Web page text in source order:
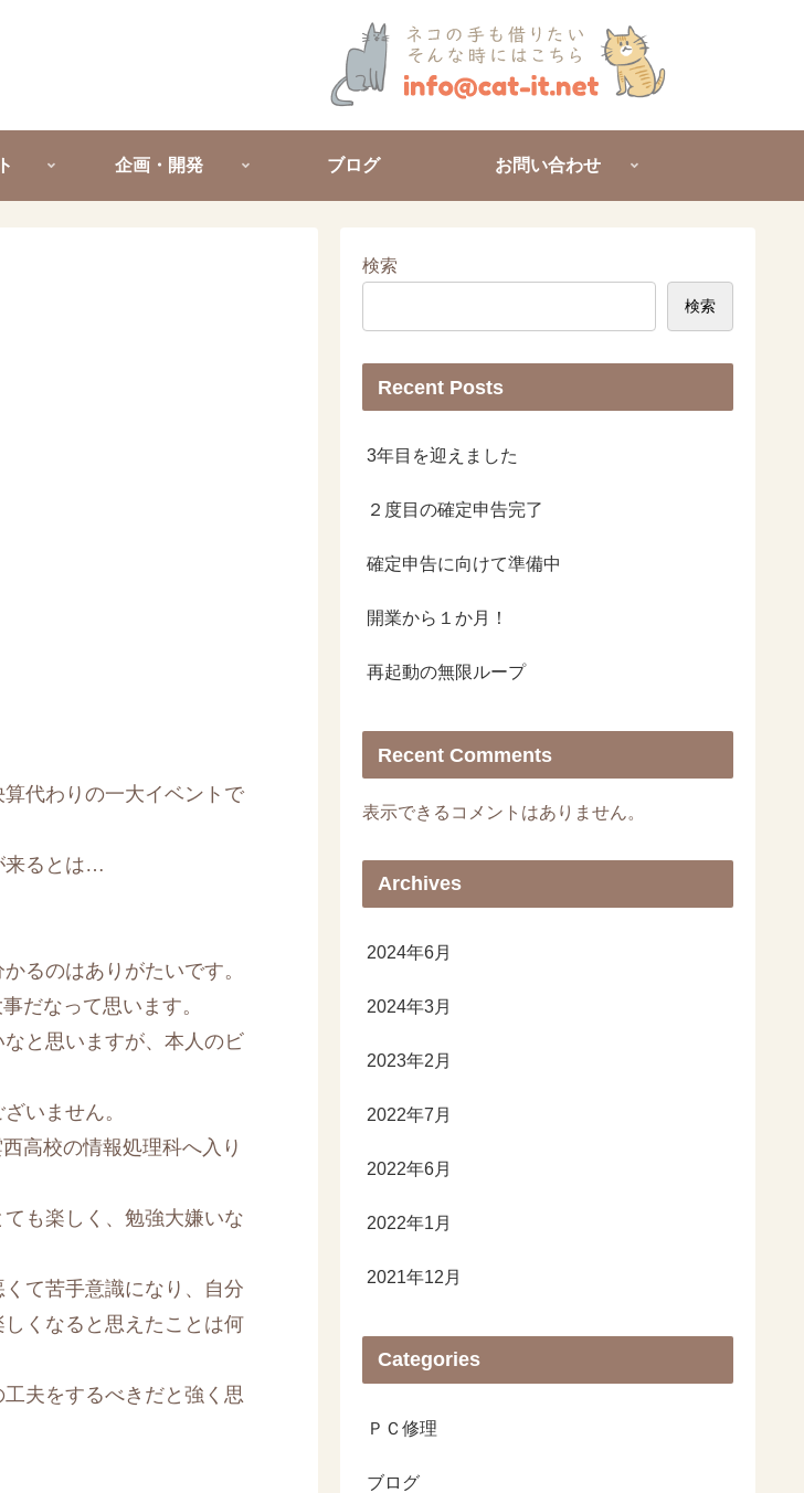
企画・開発 ブログ お問い合わせ
代わりの一大イベントで
来るとは…
るのはありがたいです。
だなって思います。
と思いますが、本人のビ
いません。
高校の情報処理科へ入り
も楽しく、勉強大嫌いな
て苦手意識になり、自分
くなると思えたことは何
夫をするべきだと強く思
検索
検索
Recent Posts
3年目を迎えました
２度目の確定申告完了
確定申告に向けて準備中
開業から１か月！
再起動の無限ループ
Recent Comments
表示できるコメントはありません。
Archives
2024年6月
2024年3月
2023年2月
2022年7月
2022年6月
2022年1月
2021年12月
Categories
ＰＣ修理
ブログ